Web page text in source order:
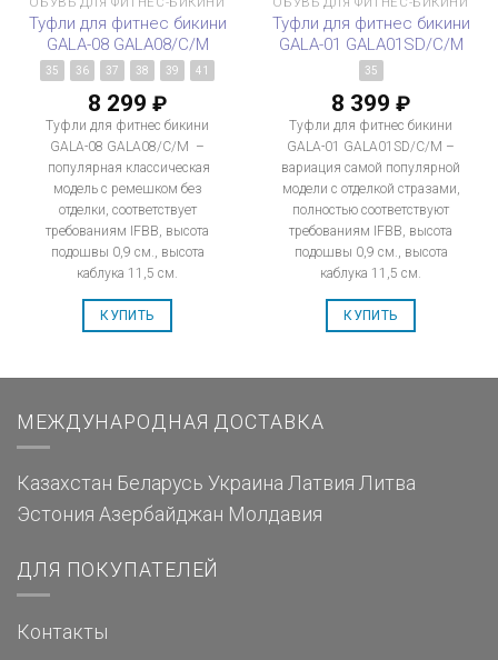
Туфли для фитнес бикини
GALA-08 GALA08/C/M
35 36 37 38 39 41
8 299 ₽
Туфли для фитнес бикини
GALA-08 GALA08/C/M –
популярная классическая
модель с ремешком без
отделки, соответствует
требованиям IFBB, высота
подошвы 0,9 см., высота
каблука 11,5 см.
КУПИТЬ
Туфли для фитнес бикини
GALA-01 GALA01SD/C/M
35
8 399 ₽
Туфли для фитнес бикини
GALA-01 GALA01SD/C/M –
вариация самой популярной
модели с отделкой стразами,
полностью соответствуют
требованиям IFBB, высота
подошвы 0,9 см., высота
каблука 11,5 см.
КУПИТЬ
МЕЖДУНАРОДНАЯ ДОСТАВКА
Казахстан Беларусь Украина Латвия Литва
Эстония Азербайджан Молдавия
ДЛЯ ПОКУПАТЕЛЕЙ
Контакты